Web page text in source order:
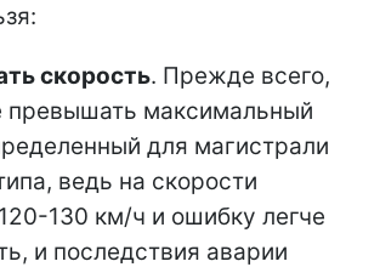
скорость. Прежде всего,
превышать максимальный
для магистрали
ведь на скорости
130 км/ч и ошибку легче
и последствия аварии